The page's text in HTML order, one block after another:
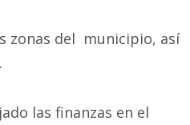
zonas del municipio, así
las finanzas en el